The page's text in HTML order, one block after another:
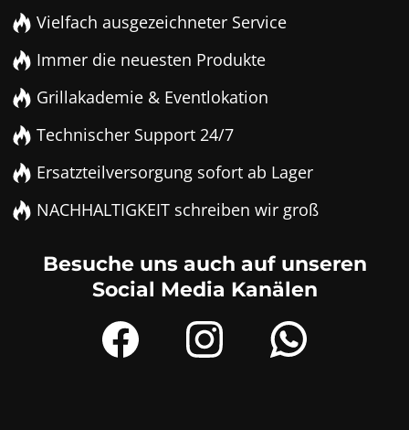
Vielfach ausgezeichneter Service
Immer die neuesten Produkte
Grillakademie & Eventlokation
Technischer Support 24/7
Ersatzteilversorgung sofort ab Lager
NACHHALTIGKEIT schreiben wir groß
Besuche uns auch auf unseren
Social Media Kanälen